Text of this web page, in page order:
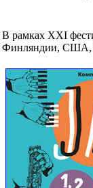
В рамках XXI
Финляндии, США,